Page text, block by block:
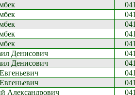
Денисович
Денисович
Александрович